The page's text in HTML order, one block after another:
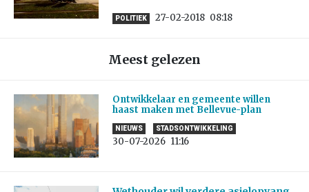
POLITIEK 27-02-2018 08:18
Meest gelezen
Ontwikkelaar en gemeente willen
haast maken met Bellevue-plan
NIEUWS STADSONTWIKKELING
30-07-2026 11:16